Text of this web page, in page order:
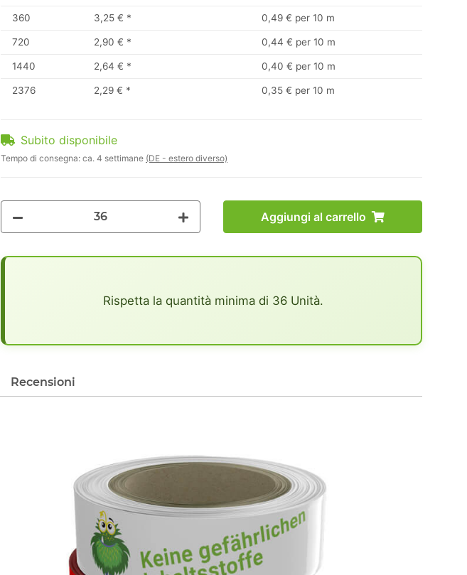
360 3,25 € * 0,49 € per 10 m
720 2,90 € * 0,44 € per 10 m
1440 2,64 € * 0,40 € per 10 m
2376 2,29 € * 0,35 € per 10 m
Subito disponibile
Tempo di consegna: ca. 4 settimane (DE - estero diverso)
Aggiungi al carrello
Rispetta la quantità minima di 36 Unità.
Recensioni